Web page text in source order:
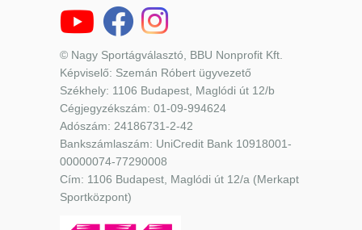
© Nagy Sportágválasztó, BBU Nonprofit Kft.
Képviselő: Szemán Róbert ügyvezető
Székhely: 1106 Budapest, Maglódi út 12/b
Cégjegyzékszám: 01-09-994624
Adószám: 24186731-2-42
Bankszámlaszám: UniCredit Bank 10918001-
00000074-77290008
Cím: 1106 Budapest, Maglódi út 12/a (Merkapt
Sportközpont)